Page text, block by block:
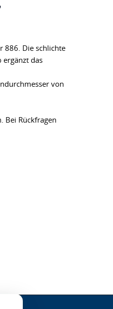
886. Die schlichte
ergänzt das
von
Bei Rückfragen